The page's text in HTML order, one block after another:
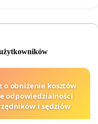
o obniżenie kosztów
odpowiedzialności
i sędziów